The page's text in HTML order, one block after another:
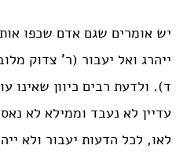
יש אומרים שגם אדם שכפו
ייהרג ואל יעבור (ר’ צדוק
ד). ולדעת רבים כיוון שאינו
עדיין לא נעבד וממילא לא
לאו, לכל הדעות יעבור ולא